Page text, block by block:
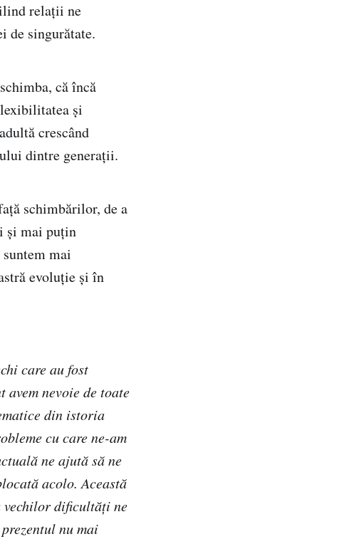
relații ne
de singurătate.
că încă
și
crescând
dintre generații.
schimbărilor, de a
și mai puțin
mai
evoluție și în
care au fost
nevoie de toate
din istoria
cu care ne-am
ne ajută să ne
acolo. Această
vechilor dificultăți ne
nu mai